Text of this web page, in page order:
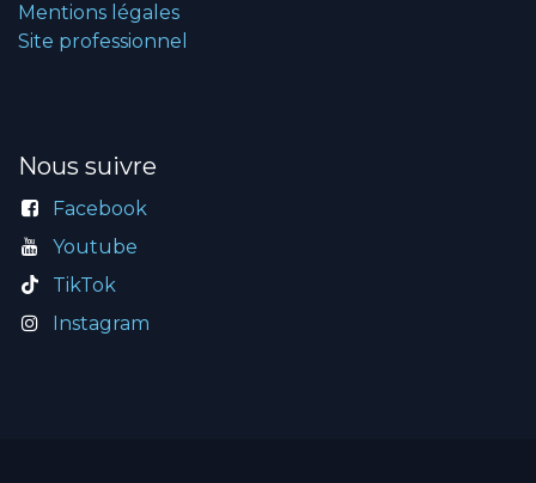
Mentions légales
Site professionnel
Nous suivre
Facebook
Youtube
TikTok
Instagram